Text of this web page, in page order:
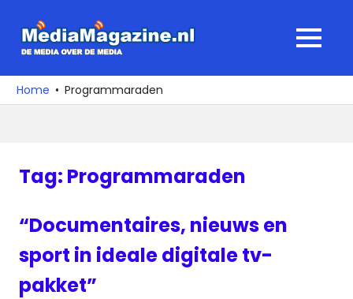
naar
media
over
MENU
Home Programmaraden
Tag: Programmaraden
“Documentaires, nieuws en
sport in ideale digitale tv-
pakket”